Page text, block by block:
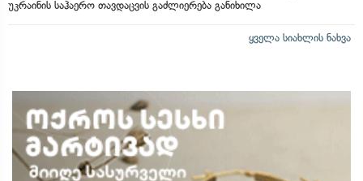
უკრაინის საჰაერო თავდაცვის გაძლიერება განიხილა
ყველა სიახლის ნახვა